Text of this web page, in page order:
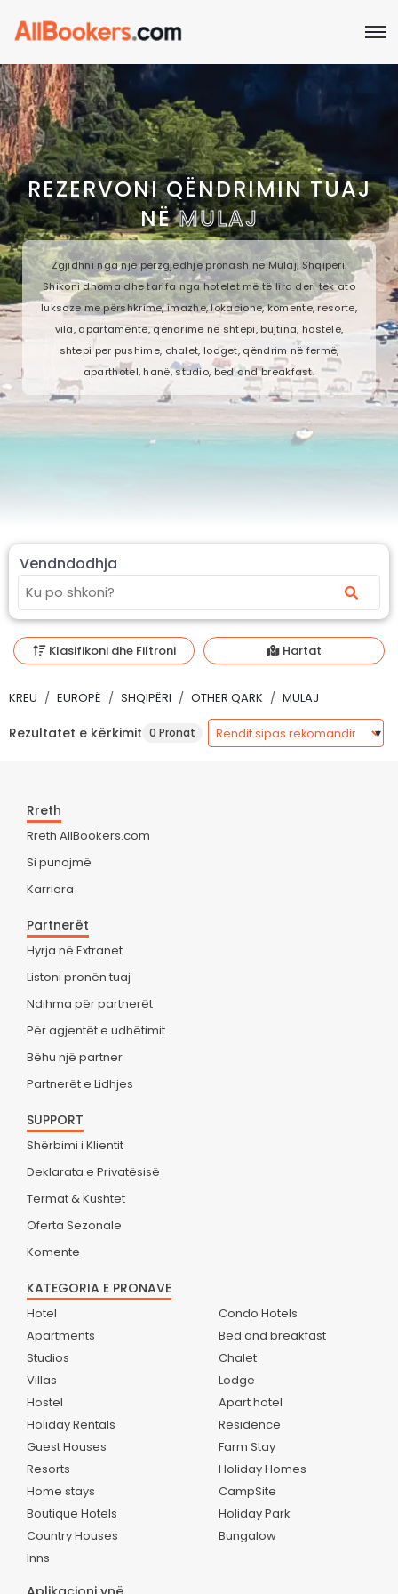
REZERVONI QËNDRIMIN TUAJ
NËMULAJ
Zgjidhni nga një përzgjedhje pronash në Mulaj, Shqipëri.
Shikoni dhoma dhe tarifa nga hotelet më të lira deri tek ato
luksoze me përshkrime, imazhe, lokacione, komente, resorte,
vila, apartamente, qëndrime në shtëpi, bujtina, hostele,
shtepi per pushime, chalet, lodget, qëndrim në fermë,
aparthotel, hanë, studio, bed and breakfast.
Vendndodhja
Klasifikoni dhe Filtroni Hartat
KREU EUROPË SHQIPËRI OTHER QARK MULAJ
Rezultatet e kërkimit 0 Pronat
Rreth
Rreth AllBookers.com
Si punojmë
Karriera
Partnerët
Hyrja në Extranet
Listoni pronën tuaj
Ndihma për partnerët
Për agjentët e udhëtimit
Bëhu një partner
Partnerët e Lidhjes
SUPPORT
Shërbimi i Klientit
Deklarata e Privatësisë
Termat & Kushtet
Oferta Sezonale
Komente
KATEGORIA E PRONAVE
Hotel
Apartments
Studios
Villas
Hostel
Holiday Rentals
Guest Houses
Resorts
Home stays
Boutique Hotels
Country Houses
Inns
Condo Hotels
Bed and breakfast
Chalet
Lodge
Apart hotel
Residence
Farm Stay
Holiday Homes
CampSite
Holiday Park
Bungalow